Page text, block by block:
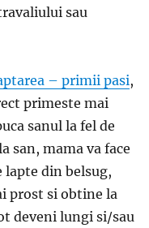
sau
– primii pasi,
primeste mai
sanul la fel de
san, mama va face
lapte din belsug,
prost si obtine la
deveni lungi si/sau